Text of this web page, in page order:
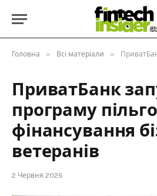
Головна » Всі матеріали » ПриватБанк запустив
ПриватБанк
програму
фінансування
ветеранів
2 Червня 2026